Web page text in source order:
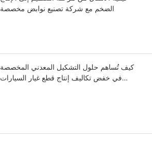
الضخم مع شركة تصنيع نوابض مخصصة
كيف تُساهم حلول التشكيل المعدني المخصصة
في خفض تكاليف إنتاج قطع غيار السيارات